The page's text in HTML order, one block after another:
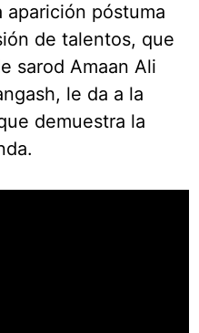
póstuma
de talentos, que
sarod Amaan Ali
le da a la
demuestra la